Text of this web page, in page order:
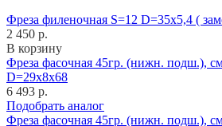
Фреза филеночная S=12 D=35x5,4 (
2 450 р.
В корзину
Фреза фасочная 45гр. (нижн. подш.),
D=29x8x68
6 493 р.
Подобрать аналог
Фреза фасочная 45гр. (нижн. подш.),